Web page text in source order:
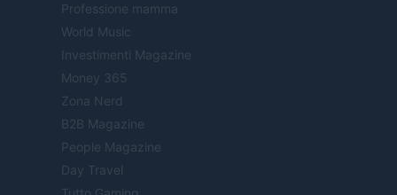
Professione mamma
World Music
Investimenti Magazine
Money 365
Zona Nerd
B2B Magazine
People Magazine
Day Travel